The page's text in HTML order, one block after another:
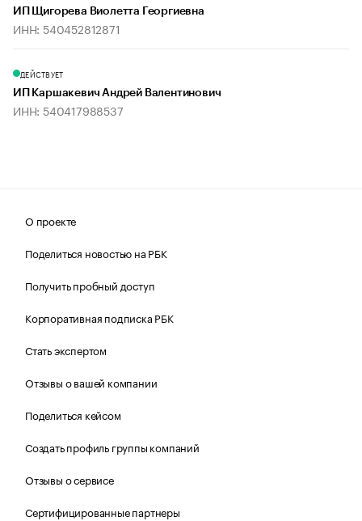
ИП Щигорева Виолетта Георгиевна
ИНН: 540452812871
ДЕЙСТВУЕТ
ИП Каршакевич Андрей Валентинович
ИНН: 540417988537
О проекте
Поделиться новостью на РБК
Получить пробный доступ
Корпоративная подписка РБК
Стать экспертом
Отзывы о вашей компании
Поделиться кейсом
Создать профиль группы компаний
Отзывы о сервисе
Сертифицированные партнеры